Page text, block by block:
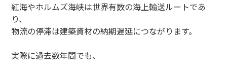
紅海やホルムズ海峡は世界有数の海上輸送ルートであ
り、
物流の停滞は建築資材の納期遅延につながります。
実際に過去数年間でも、